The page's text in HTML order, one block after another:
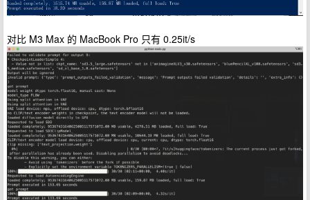
对比 M3 Max 的 MacBook Pro 只有 0.25it/s